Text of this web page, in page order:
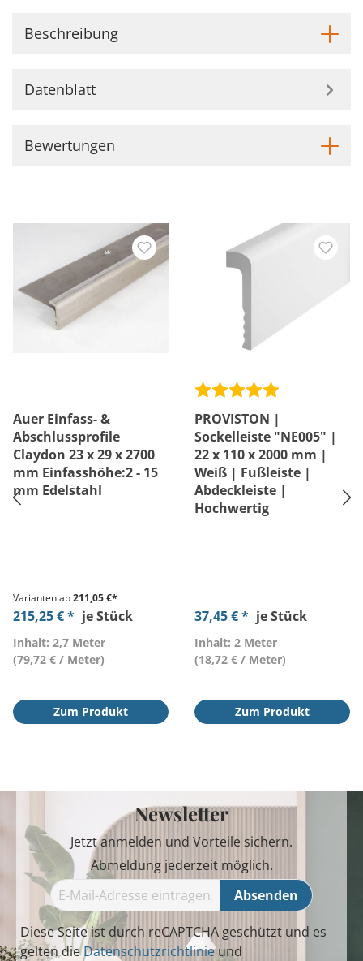
Beschreibung
Datenblatt
Bewertungen
Auer Einfass- &
Abschlussprofile
Claydon 23 x 29 x 2700
mm Einfasshöhe:2 - 15
mm Edelstahl
Varianten ab211,05 €*
215,25 € * je Stück
Inhalt: 2,7 Meter
(79,72 € / Meter)
Zum Produkt
PROVISTON |
Sockelleiste "NE005" |
22 x 110 x 2000 mm |
Weiß | Fußleiste |
Abdeckleiste |
Hochwertig
37,45 € * je Stück
Inhalt: 2 Meter
(18,72 € / Meter)
Zum Produkt
Newsletter
Jetzt anmelden und Vorteile sichern.
Abmeldung jederzeit möglich.
Absenden
Diese Seite ist durch reCAPTCHA geschützt und es
gelten dieDatenschutzrichtlinieund